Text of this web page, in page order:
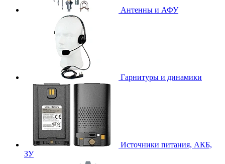
Антенны и АФУ
Гарнитуры и динамики
Источники питания, АКБ,
ЗУ